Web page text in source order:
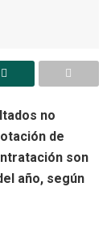
no
de
son
año, según